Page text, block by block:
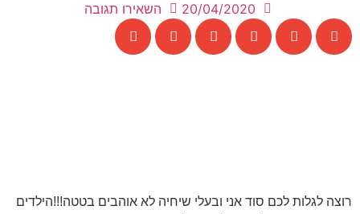
20/04/2020 השאירו תגובה
רוצה לגלות לכם סוד אני ובעלי שיחיה לא אוהבים בטטה!!!הילדים